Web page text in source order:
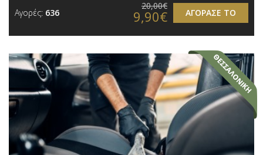
Αγορές: 636 ΑΓΟΡΑΣΕ ΤΟ
20,00€
9,90€